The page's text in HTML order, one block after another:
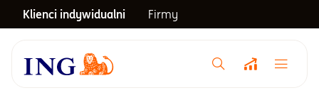
Klienci indywidualni Firmy
Menu główne